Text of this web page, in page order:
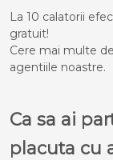
La 10 calatorii
gratuit!
Cere mai multe
agentiile noastre.
Ca sa ai
placuta cu